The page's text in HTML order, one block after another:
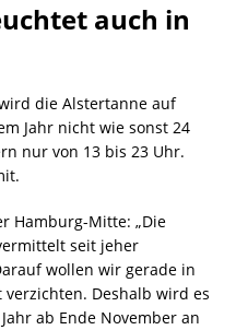
auch in
die Alstertanne auf
Jahr nicht wie sonst 24
nur von 13 bis 23 Uhr.
Hamburg-Mitte: „Die
seit jeher
wollen wir gerade in
Deshalb wird es
ab Ende November an